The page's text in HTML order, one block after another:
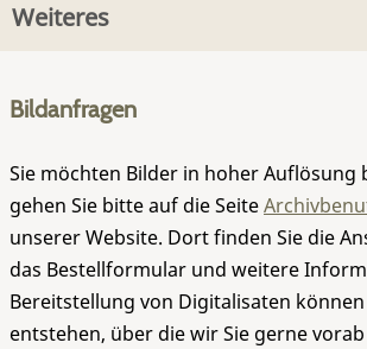
Weiteres
Bildanfragen
Sie möchten Bilder in hoher Auflösung
gehen Sie bitte auf die Seite
unserer Website. Dort finden Sie die
das Bestellformular und weitere
Bereitstellung von Digitalisaten
entstehen, über die wir Sie gerne